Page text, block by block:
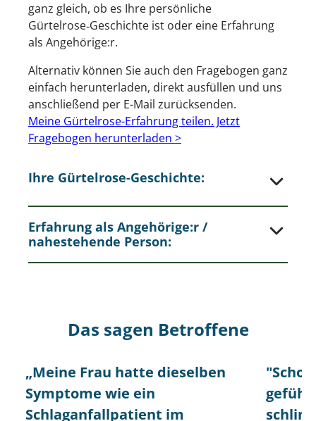
ganz gleich, ob es Ihre persönliche
Gürtelrose‑Geschichte ist oder eine Erfahrung
als Angehörige:r.
Alternativ können Sie auch den Fragebogen ganz
einfach herunterladen, direkt ausfüllen und uns
anschließend per E-Mail zurücksenden.
Meine Gürtelrose-Erfahrung teilen. Jetzt
Fragebogen herunterladen >
Ihre Gürtelrose-Geschichte:
Erfahrung als Angehörige:r /
nahestehende Person:
Das sagen Betroffene
„Meine Frau hatte dieselben
Symptome wie ein
Schlaganfallpatient im